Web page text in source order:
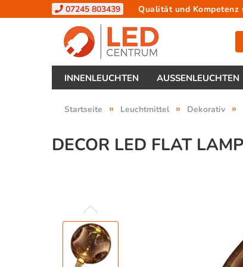
07245 803439 Qualität und Kompetenz
INNENLEUCHTEN AUSSENLEUCHTEN
Startseite » Leuchtmittel » Dekorativ »
DECOR LED FLAT